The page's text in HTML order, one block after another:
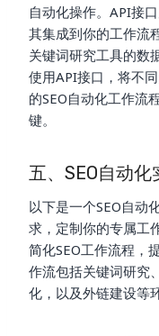
自动化操作。API接
其集成到你的工作流
关键词研究工具的数
使用API接口，将不
的SEO自动化工作流
键。
五、SEO自动
以下是一个SEO自动
求，定制你的专属工
简化SEO工作流程，
作流包括关键词研究
化，以及外链建设等